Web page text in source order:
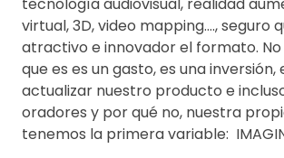
virtual, 3D, video mapping…., seguro
atractivo e innovador el formato.
que es es un gasto, es una inversión,
actualizar nuestro producto e
oradores y por qué no, nuestra
tenemos la primera variable: